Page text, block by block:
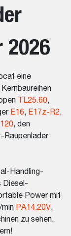
2026
eine
TL25.60,
E16, E17z-R2,
, den
Raupenlader
Handling-
Diesel-
Power mit
PA14.20V.
zu sehen,